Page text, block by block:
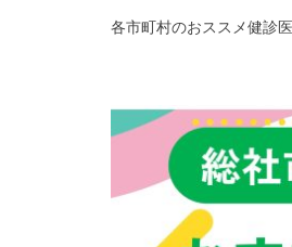
各市町村のおススメ健診